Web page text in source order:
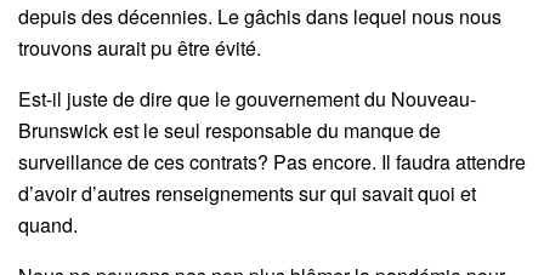
depuis des décennies. Le gâchis dans lequel nous nous
trouvons aurait pu être évité.
Est-il juste de dire que le gouvernement du Nouveau-
Brunswick est le seul responsable du manque de
surveillance de ces contrats? Pas encore. Il faudra attendre
d’avoir d’autres renseignements sur qui savait quoi et
quand.